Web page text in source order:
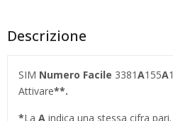
Descrizione
SIM Numero Facile 3381A155A1
Attivare**.
*La A indica una stessa cifra pari.